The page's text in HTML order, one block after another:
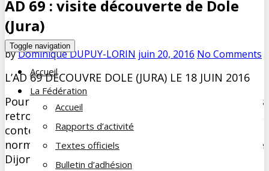
Toggle navigation
Accueil
La Fédération
Accueil
Rapports d’activité
Textes officiels
Bulletin d’adhésion
AD 69 : visite découverte de Dole
(Jura)
byDominique DUPUY-LORIN juin 20, 2016 No Comments
L’AD 69 DECOUVRE DOLE (JURA) LE 18 JUIN 2016
Pour cette nouvelle sortie, nous nous sommes
retrouvés dès 7 heures en gare de Lyon Part Dieu,
contents que les trains roulent à nouveau
normalement et nous permettent de rejoindre
Dijon puis Dole, but de notre journée découverte.